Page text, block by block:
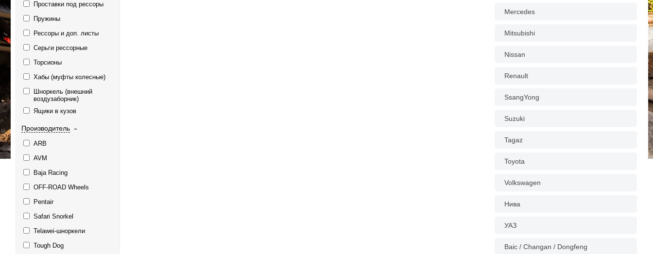
Проставки под рессоры
Пружины
Рессоры и доп. листы
Серьги рессорные
Торсионы
Хабы (муфты колесные)
Шноркель (внешний
воздузаборник)
Ящики в кузов
Производитель
ARB
AVM
Baja Racing
OFF-ROAD Wheels
Pentair
Safari Snorkel
Telawei-шноркели
Tough Dog
Mercedes
Mitsubishi
Nissan
Renault
SsangYong
Suzuki
Tagaz
Toyota
Volkswagen
Нива
УАЗ
Baic / Changan / Dongfeng